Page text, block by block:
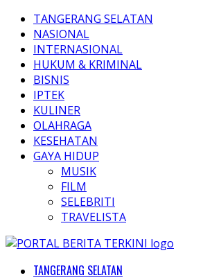
TANGERANG SELATAN
NASIONAL
INTERNASIONAL
HUKUM & KRIMINAL
BISNIS
IPTEK
KULINER
OLAHRAGA
KESEHATAN
GAYA HIDUP
MUSIK
FILM
SELEBRITI
TRAVELISTA
TANGERANG SELATAN